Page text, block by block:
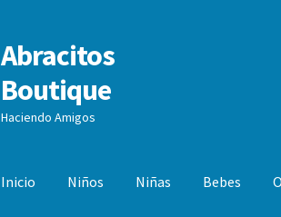
Ir
a
la
navegación
Ir
al
contenido
Abracitos
Boutique
Haciendo Amigos
Inicio Niños Niñas Bebes